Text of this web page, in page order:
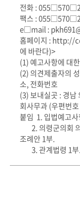
전화 :
팩스 :
e□mail :
홈페이지 : http://
에 바란다)>
(1) 예고사항에 대
(2) 의견제출자의
소, 전화번호
(3) 보내실곳 : 경남
회사무과 (우편번
붙임 1. 입법예고
2. 의령군의회
조례안 1부.
3. 관계법령 1